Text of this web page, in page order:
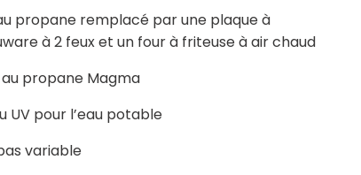
propane remplacé par une plaque à
à 2 feux et un four à friteuse à air chaud
propane Magma
UV pour l’eau potable
variable